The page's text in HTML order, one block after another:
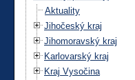
Aktuality
Jihočeský kraj
Jihomoravský kraj
Karlovarský kraj
Kraj Vysočina